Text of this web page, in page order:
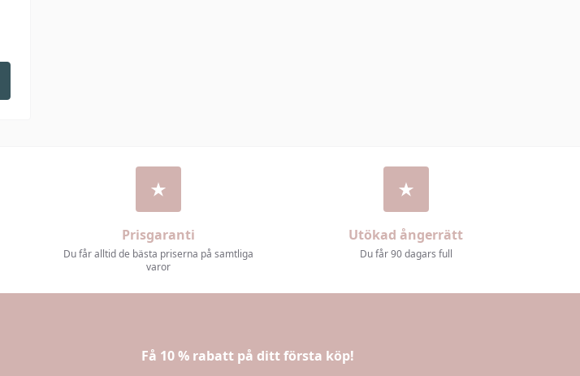
Prisgaranti
Du får alltid de bästa priserna på samtliga
varor
Utökad ångerrätt
Du får 90 dagars full
Få 10 % rabatt på ditt första köp!